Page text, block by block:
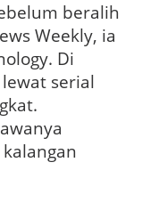
beralih
Weekly, ia
Di
serial